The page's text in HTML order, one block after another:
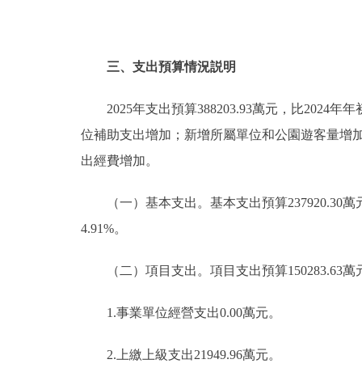
三、支出預算情況説明
2025年支出預算388203.93萬元，比2024年年
位補助支出增加；新增所屬單位和公園遊客量增
出經費增加。
（一）基本支出。基本支出預算237920.30萬
4.91%。
（二）項目支出。項目支出預算150283.63萬
1.事業單位經營支出0.00萬元。
2.上繳上級支出21949.96萬元。